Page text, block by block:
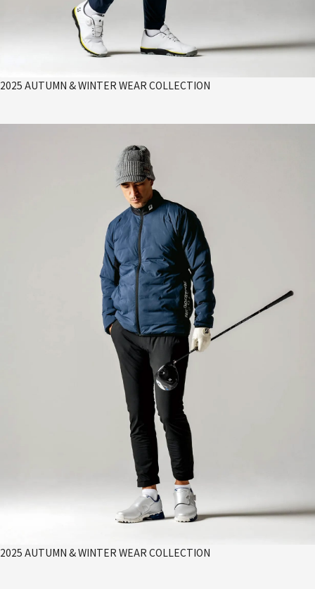
2025 AUTUMN & WINTER WEAR COLLECTION
2025 AUTUMN & WINTER WEAR COLLECTION